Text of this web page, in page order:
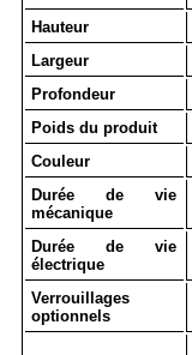
Hauteur
Largeur
Profondeur
Poids du produit
Couleur
Durée de vie
mécanique
Durée de vie
électrique
Verrouillages
optionnels